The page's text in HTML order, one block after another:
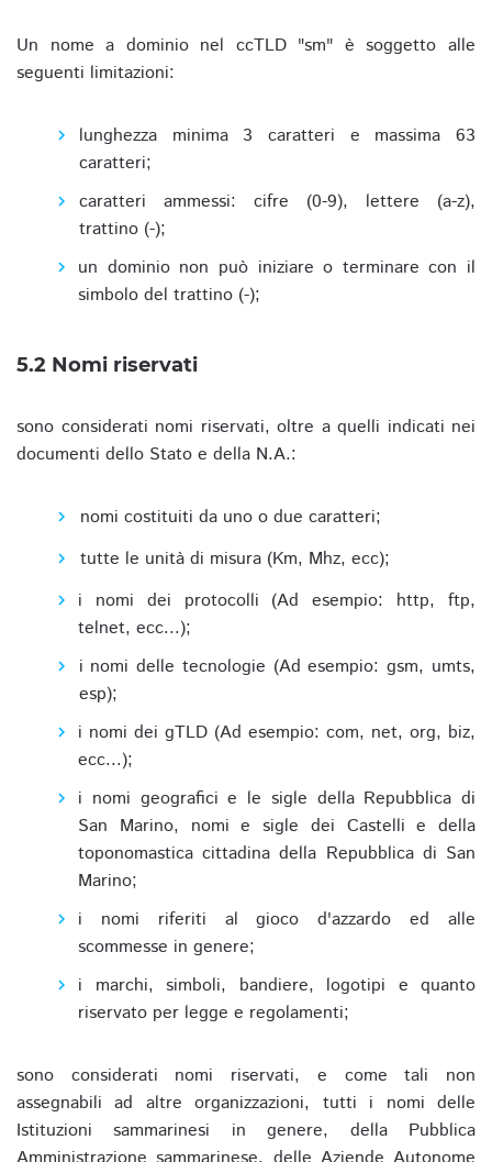
Un nome a dominio nel ccTLD "sm" è soggetto alle
seguenti limitazioni:
lunghezza minima 3 caratteri e massima 63
caratteri;
caratteri ammessi: cifre (0-9), lettere (a-z),
trattino (-);
un dominio non può iniziare o terminare con il
simbolo del trattino (-);
5.2 Nomi riservati
sono considerati nomi riservati, oltre a quelli indicati nei
documenti dello Stato e della N.A.:
nomi costituiti da uno o due caratteri;
tutte le unità di misura (Km, Mhz, ecc);
i nomi dei protocolli (Ad esempio: http, ftp,
telnet, ecc...);
i nomi delle tecnologie (Ad esempio: gsm, umts,
esp);
i nomi dei gTLD (Ad esempio: com, net, org, biz,
ecc...);
i nomi geografici e le sigle della Repubblica di
San Marino, nomi e sigle dei Castelli e della
toponomastica cittadina della Repubblica di San
Marino;
i nomi riferiti al gioco d'azzardo ed alle
scommesse in genere;
i marchi, simboli, bandiere, logotipi e quanto
riservato per legge e regolamenti;
sono considerati nomi riservati, e come tali non
assegnabili ad altre organizzazioni, tutti i nomi delle
Istituzioni sammarinesi in genere, della Pubblica